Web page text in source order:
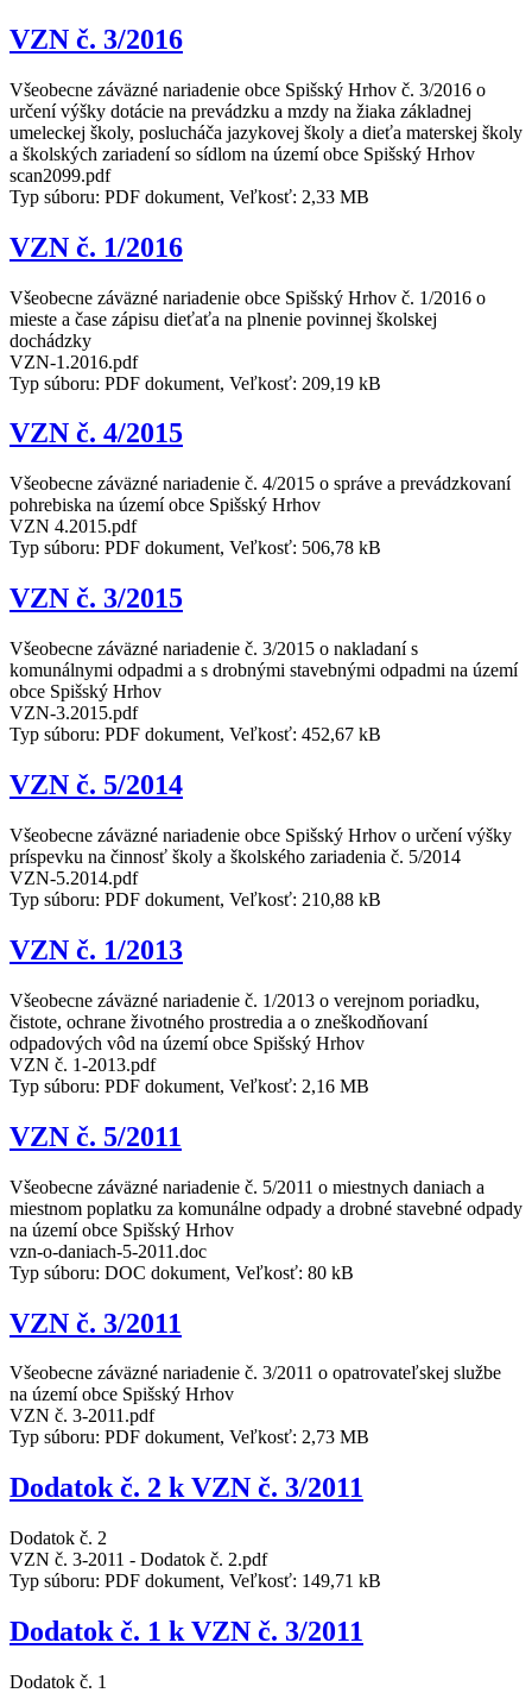
VZN č. 3/2016
Všeobecne záväzné nariadenie obce Spišský Hrhov č. 3/2016 o
určení výšky dotácie na prevádzku a mzdy na žiaka základnej
umeleckej školy, poslucháča jazykovej školy a dieťa materskej školy
a školských zariadení so sídlom na území obce Spišský Hrhov
scan2099.pdf
Typ súboru: PDF dokument, Veľkosť: 2,33 MB
VZN č. 1/2016
Všeobecne záväzné nariadenie obce Spišský Hrhov č. 1/2016 o
mieste a čase zápisu dieťaťa na plnenie povinnej školskej
dochádzky
VZN-1.2016.pdf
Typ súboru: PDF dokument, Veľkosť: 209,19 kB
VZN č. 4/2015
Všeobecne záväzné nariadenie č. 4/2015 o správe a prevádzkovaní
pohrebiska na území obce Spišský Hrhov
VZN 4.2015.pdf
Typ súboru: PDF dokument, Veľkosť: 506,78 kB
VZN č. 3/2015
Všeobecne záväzné nariadenie č. 3/2015 o nakladaní s
komunálnymi odpadmi a s drobnými stavebnými odpadmi na území
obce Spišský Hrhov
VZN-3.2015.pdf
Typ súboru: PDF dokument, Veľkosť: 452,67 kB
VZN č. 5/2014
Všeobecne záväzné nariadenie obce Spišský Hrhov o určení výšky
príspevku na činnosť školy a školského zariadenia č. 5/2014
VZN-5.2014.pdf
Typ súboru: PDF dokument, Veľkosť: 210,88 kB
VZN č. 1/2013
Všeobecne záväzné nariadenie č. 1/2013 o verejnom poriadku,
čistote, ochrane životného prostredia a o zneškodňovaní
odpadových vôd na území obce Spišský Hrhov
VZN č. 1-2013.pdf
Typ súboru: PDF dokument, Veľkosť: 2,16 MB
VZN č. 5/2011
Všeobecne záväzné nariadenie č. 5/2011 o miestnych daniach a
miestnom poplatku za komunálne odpady a drobné stavebné odpady
na území obce Spišský Hrhov
vzn-o-daniach-5-2011.doc
Typ súboru: DOC dokument, Veľkosť: 80 kB
VZN č. 3/2011
Všeobecne záväzné nariadenie č. 3/2011 o opatrovateľskej službe
na území obce Spišský Hrhov
VZN č. 3-2011.pdf
Typ súboru: PDF dokument, Veľkosť: 2,73 MB
Dodatok č. 2 k VZN č. 3/2011
Dodatok č. 2
VZN č. 3-2011 - Dodatok č. 2.pdf
Typ súboru: PDF dokument, Veľkosť: 149,71 kB
Dodatok č. 1 k VZN č. 3/2011
Dodatok č. 1